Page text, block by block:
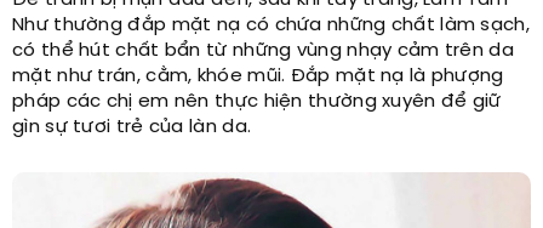
Như thường đắp mặt nạ có chứa những chất làm sạch,
có thể hút chất bẩn từ những vùng nhạy cảm trên da
mặt như trán, cằm, khóe mũi. Đắp mặt nạ là phượng
pháp các chị em nên thực hiện thường xuyên để giữ
gìn sự tươi trẻ của làn da.